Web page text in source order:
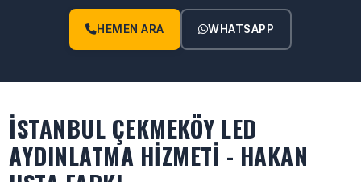
HEMEN ARA WHATSAPP
İSTANBUL ÇEKMEKÖY LED
AYDINLATMA HIZMETI - HAKAN